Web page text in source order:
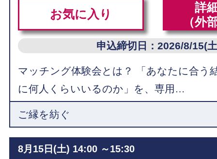
お気に入り
詳
（外
申込締切日：2026/8/15(
マッチング体験会とは？ 「あなたに合う
に何人くらいいるのか」を、専用…
ご縁を紡ぐ
8月15日(土) 14:00 ～15:30